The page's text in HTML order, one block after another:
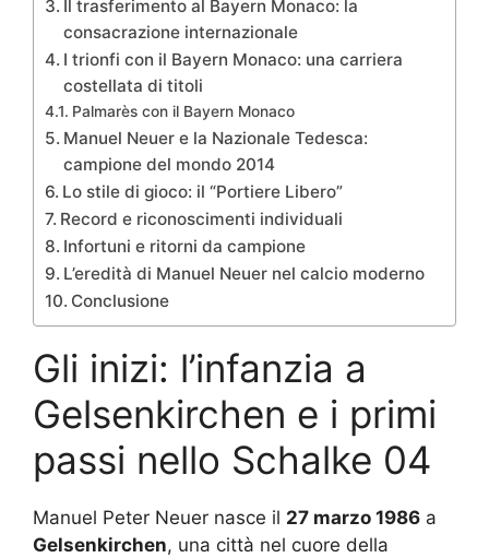
Il trasferimento al Bayern Monaco: la
consacrazione internazionale
I trionfi con il Bayern Monaco: una carriera
costellata di titoli
Palmarès con il Bayern Monaco
Manuel Neuer e la Nazionale Tedesca:
campione del mondo 2014
Lo stile di gioco: il “Portiere Libero”
Record e riconoscimenti individuali
Infortuni e ritorni da campione
L’eredità di Manuel Neuer nel calcio moderno
Conclusione
Gli inizi: l’infanzia a
Gelsenkirchen e i primi
passi nello Schalke 04
Manuel Peter Neuer nasce il 27 marzo 1986 a
Gelsenkirchen, una città nel cuore della